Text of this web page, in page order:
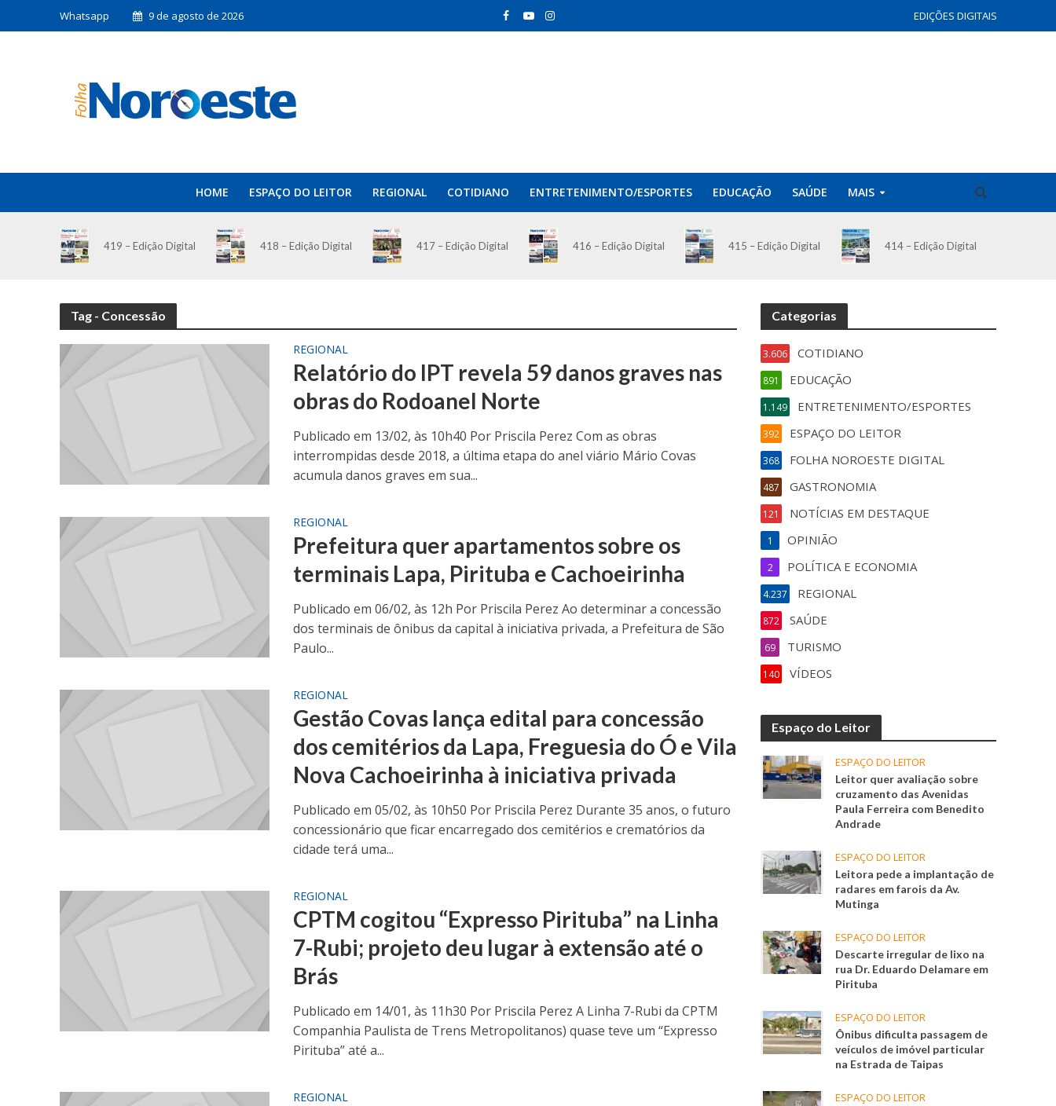
Whatsapp 9 de agosto de 2026 EDIÇÕES DIGITAIS
HOME ESPAÇO DO LEITOR REGIONAL COTIDIANO ENTRETENIMENTO/ESPORTES EDUCAÇÃO SAÚDE MAIS
419 – Edição Digital 418 – Edição Digital 417 – Edição Digital 416 – Edição Digital 415 – Edição Digital 414 – Edição Digital
Tag - Concessão
REGIONAL
Relatório do IPT revela 59 danos graves nas
obras do Rodoanel Norte
Publicado em 13/02, às 10h40 Por Priscila Perez Com as obras
interrompidas desde 2018, a última etapa do anel viário Mário Covas
acumula danos graves em sua...
REGIONAL
Prefeitura quer apartamentos sobre os
terminais Lapa, Pirituba e Cachoeirinha
Publicado em 06/02, às 12h Por Priscila Perez Ao determinar a concessão
dos terminais de ônibus da capital à iniciativa privada, a Prefeitura de São
Paulo...
REGIONAL
Gestão Covas lança edital para concessão
dos cemitérios da Lapa, Freguesia do Ó e Vila
Nova Cachoeirinha à iniciativa privada
Publicado em 05/02, às 10h50 Por Priscila Perez Durante 35 anos, o futuro
concessionário que ficar encarregado dos cemitérios e crematórios da
cidade terá uma...
REGIONAL
CPTM cogitou “Expresso Pirituba” na Linha
7-Rubi; projeto deu lugar à extensão até o
Brás
Publicado em 14/01, às 11h30 Por Priscila Perez A Linha 7-Rubi da CPTM
Companhia Paulista de Trens Metropolitanos) quase teve um “Expresso
Pirituba” até a...
REGIONAL
Categorias
COTIDIANO
3.606
EDUCAÇÃO
891
ENTRETENIMENTO/ESPORTES
1.149
ESPAÇO DO LEITOR
392
FOLHA NOROESTE DIGITAL
368
GASTRONOMIA
487
NOTÍCIAS EM DESTAQUE
121
OPINIÃO
1
POLÍTICA E ECONOMIA
2
REGIONAL
4.237
SAÚDE
872
TURISMO
69
VÍDEOS
140
Espaço do Leitor
ESPAÇO DO LEITOR
Leitor quer avaliação sobre
cruzamento das Avenidas
Paula Ferreira com Benedito
Andrade
ESPAÇO DO LEITOR
Leitora pede a implantação de
radares em farois da Av.
Mutinga
ESPAÇO DO LEITOR
Descarte irregular de lixo na
rua Dr. Eduardo Delamare em
Pirituba
ESPAÇO DO LEITOR
Ônibus dificulta passagem de
veículos de imóvel particular
na Estrada de Taipas
ESPAÇO DO LEITOR